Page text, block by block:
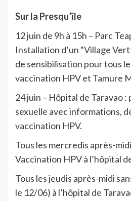
Sur la Presqu’île
12 juin de 9h à 15h – Parc
Installation d’un “Village
de sensibilisation pour tous
vaccination HPV et Tamure
24 juin – Hôpital de Taravao
sexuelle avec informations,
vaccination HPV.
Tous les mercredis après-
Vaccination HPV à l’hôpital
Tous les jeudis après-midi
le 12/06) à l’hôpital de